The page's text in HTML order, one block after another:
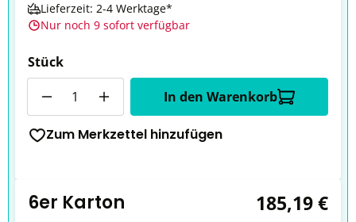
Lieferzeit: 2-4 Werktage*
Nur noch 9 sofort verfügbar
Stück
In den Warenkorb
Zum Merkzettel hinzufügen
6er Karton 185,19 €